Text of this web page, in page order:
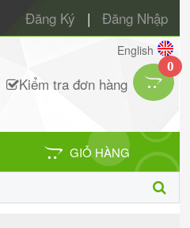
Đăng Ký | Đăng Nhập
English
Kiểm tra đơn hàng
GIỎ HÀNG
0